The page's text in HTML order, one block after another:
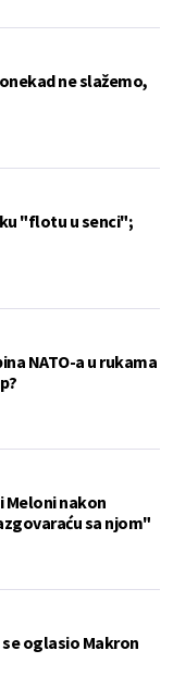
ne slažemo,
"flotu u senci";
NATO-a u rukama
Meloni nakon
sa njom"
oglasio Makron